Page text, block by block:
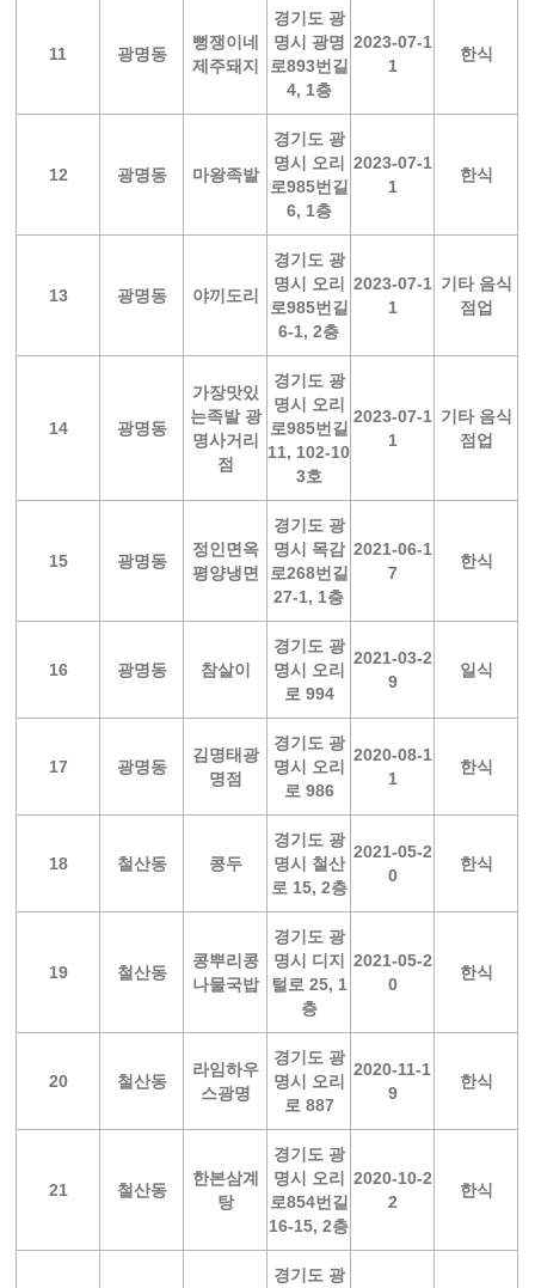
11 광명동
뻥쟁이네
제주돼지
경기도 광
명시 광명
로893번길
4, 1층
2023-07-1
1
한식
12 광명동 마왕족발
경기도 광
명시 오리
로985번길
6, 1층
2023-07-1
1
한식
13 광명동 야끼도리
경기도 광
명시 오리
로985번길
6-1, 2층
2023-07-1
1
기타 음식
점업
14 광명동
가장맛있
는족발 광
명사거리
점
경기도 광
명시 오리
로985번길
11, 102-10
3호
2023-07-1
1
기타 음식
점업
15 광명동
정인면옥
평양냉면
경기도 광
명시 목감
로268번길
27-1, 1층
2021-06-1
7
한식
16 광명동 참살이
경기도 광
명시 오리
로 994
2021-03-2
9
일식
17 광명동
김명태광
명점
경기도 광
명시 오리
로 986
2020-08-1
1
한식
18 철산동 콩두
경기도 광
명시 철산
로 15, 2층
2021-05-2
0
한식
19 철산동
콩뿌리콩
나물국밥
경기도 광
명시 디지
털로 25, 1
층
2021-05-2
0
한식
20 철산동
라임하우
스광명
경기도 광
명시 오리
로 887
2020-11-1
9
한식
21 철산동
한본삼계
탕
경기도 광
명시 오리
로854번길
16-15, 2층
2020-10-2
2
한식
경기도 광